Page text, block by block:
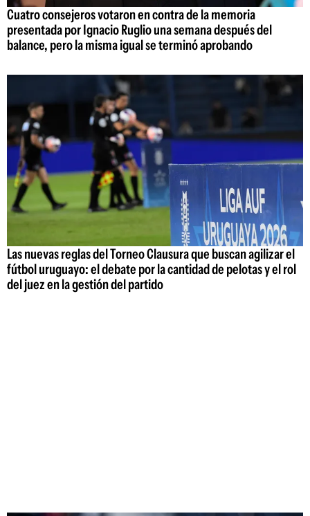
Cuatro consejeros votaron en contra de la memoria
presentada por Ignacio Ruglio una semana después del
balance, pero la misma igual se terminó aprobando
Las nuevas reglas del Torneo Clausura que buscan agilizar el
fútbol uruguayo: el debate por la cantidad de pelotas y el rol
del juez en la gestión del partido